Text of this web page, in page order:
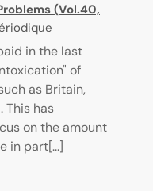
(Vol.40,
in the last
of
as Britain,
This has
on the amount
in part[...]